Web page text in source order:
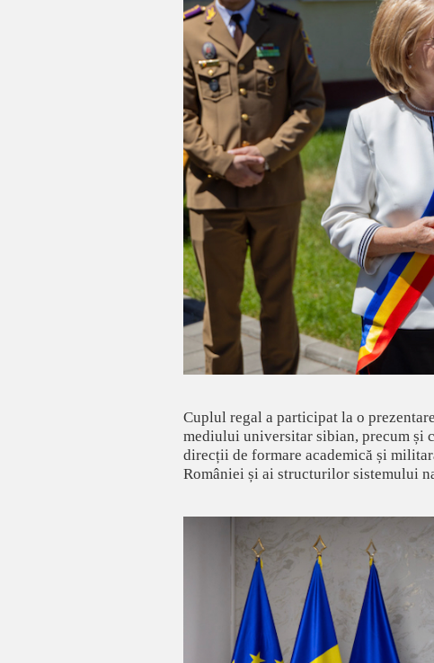
Cuplul regal a participat la o
mediului universitar sibian, precum și
direcții de formare academică și
României și ai structurilor sistemului